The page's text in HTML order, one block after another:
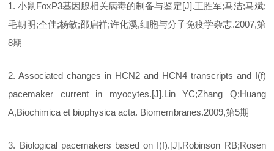
1. 小鼠FoxP3基因腺相关病毒的制备与鉴定[J].王胜军;马洁;马斌;
毛朝明;仝佳;杨敏;邵启祥;许化溪,细胞与分子免疫学杂志.2007,第
8期
2. Associated changes in HCN2 and HCN4 transcripts and I(f)
pacemaker current in myocytes.[J].Lin YC;Zhang Q;Huang
A,Biochimica et biophysica acta. Biomembranes.2009,第5期
3. Biological pacemakers based on I(f).[J].Robinson RB;Rosen